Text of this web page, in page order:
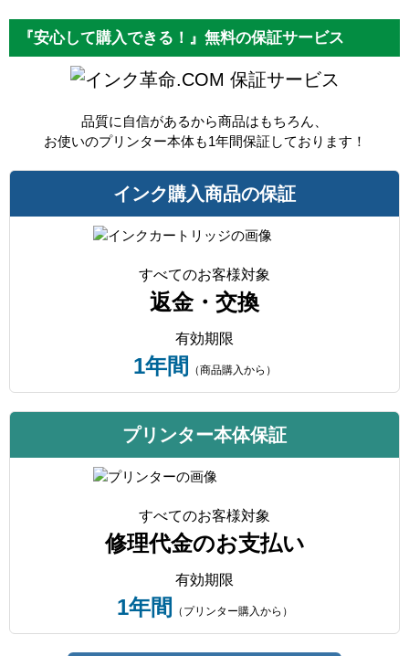
『安心して購入できる！』無料の保証サービス
保証サービス
品質に自信があるから商品はもちろん、
お使いのプリンター本体も1年間保証しております！
インク購入商品の保証
すべてのお客様対象
返金・交換
有効期限
1年間 （商品購入から）
プリンター本体保証
すべてのお客様対象
修理代金のお支払い
有効期限
1年間 （プリンター購入から）